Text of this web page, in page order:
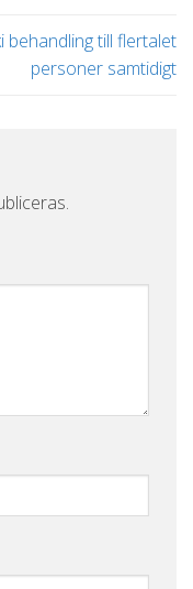
behandling till flertalet
personer samtidigt